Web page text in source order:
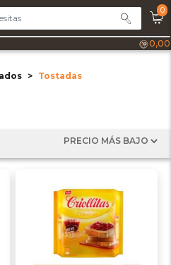
0
0,00
Tostadas